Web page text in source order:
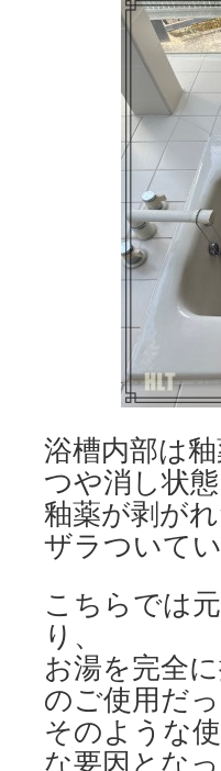
浴槽内部は
つや消し状態
釉薬が剥が
ザラついて
こちらでは
り、
お湯を完全
のご使用だ
そのような
な要因とな